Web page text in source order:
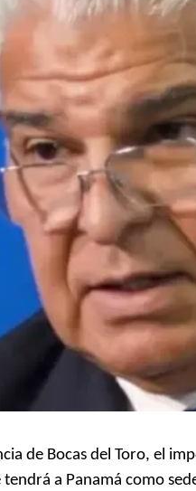
de Bocas del Toro, el
a Panamá como